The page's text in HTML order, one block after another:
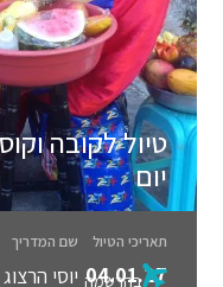
יום
תאריכי הטיול שם המדריך
04.01.27 יוסי הרצוג בהרשמה